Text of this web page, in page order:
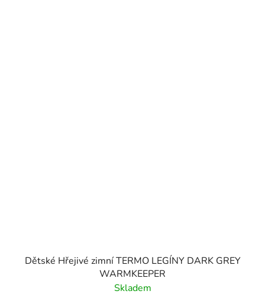
Dětské Hřejivé zimní TERMO LEGÍNY DARK GREY
WARMKEEPER
Skladem